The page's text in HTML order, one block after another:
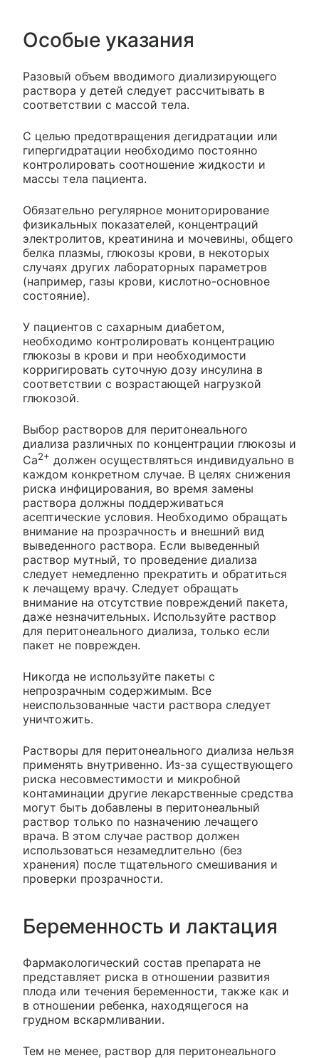
Особые указания
Разовый объем вводимого диализирующего
раствора у детей следует рассчитывать в
соответствии с массой тела.
С целью предотвращения дегидратации или
гипергидратации необходимо постоянно
контролировать соотношение жидкости и
массы тела пациента.
Обязательно регулярное мониторирование
физикальных показателей, концентраций
электролитов, креатинина и мочевины, общего
белка плазмы, глюкозы крови, в некоторых
случаях других лабораторных параметров
(например, газы крови, кислотно-основное
состояние).
У пациентов с сахарным диабетом,
необходимо контролировать концентрацию
глюкозы в крови и при необходимости
корригировать суточную дозу инсулина в
соответствии с возрастающей нагрузкой
глюкозой.
Выбор растворов для перитонеального
диализа различных по концентрации глюкозы и
Са2+ должен осуществляться индивидуально в
каждом конкретном случае. В целях снижения
риска инфицирования, во время замены
раствора должны поддерживаться
асептические условия. Необходимо обращать
внимание на прозрачность и внешний вид
выведенного раствора. Если выведенный
раствор мутный, то проведение диализа
следует немедленно прекратить и обратиться
к лечащему врачу. Следует обращать
внимание на отсутствие повреждений пакета,
даже незначительных. Используйте раствор
для перитонеального диализа, только если
пакет не поврежден.
Никогда не используйте пакеты с
непрозрачным содержимым. Все
неиспользованные части раствора следует
уничтожить.
Растворы для перитонеального диализа нельзя
применять внутривенно. Из-за существующего
риска несовместимости и микробной
контаминации другие лекарственные средства
могут быть добавлены в перитонеальный
раствор только по назначению лечащего
врача. В этом случае раствор должен
использоваться незамедлительно (без
хранения) после тщательного смешивания и
проверки прозрачности.
Беременность и лактация
Фармакологический состав препарата не
представляет риска в отношении развития
плода или течения беременности, также как и
в отношении ребенка, находящегося на
грудном вскармливании.
Тем не менее, раствор для перитонеального